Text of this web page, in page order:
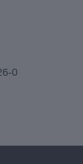
0